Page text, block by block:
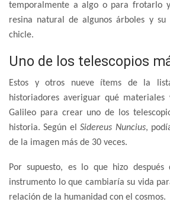
temporalmente a algo o para frotarlo
resina natural de algunos árboles y su
chicle.
Uno de los telescopios
Estos y otros nueve ítems de la
historiadores averiguar qué materiales
Galileo para crear uno de los
historia. Según elSidereus Nuncius,
de la imagen más de 30 veces.
Por supuesto, es lo que hizo después
instrumento lo que cambiaría su vida
relación de la humanidad con el cosmos.